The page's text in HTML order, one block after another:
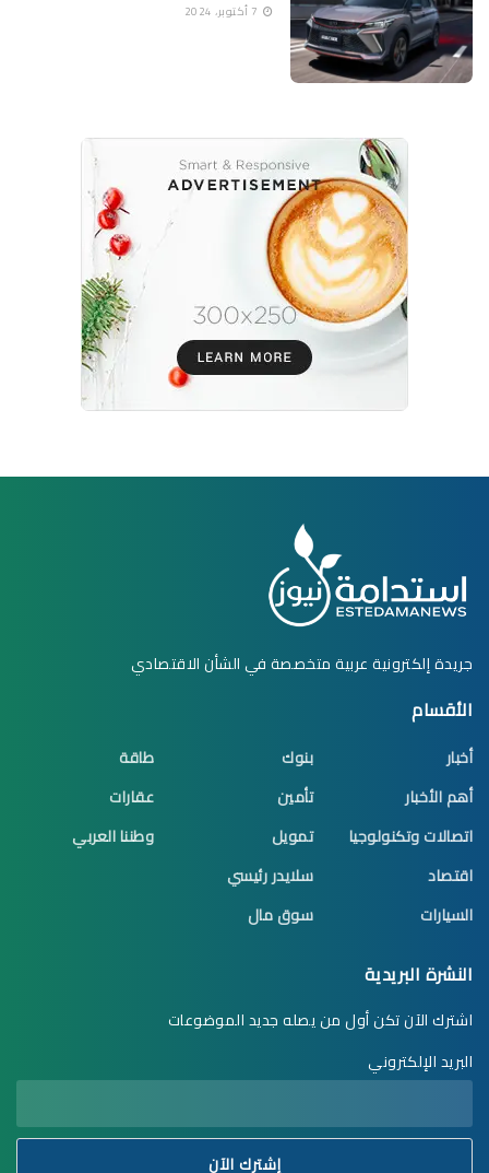
جريدة إلكترونية عربية متخصصة في الشأن الاقتصادي
الأقسام
أخبار
أهم الأخبار
اتصالات وتكنولوجيا
اقتصاد
السيارات
بنوك
تأمين
تمويل
سلايدر رئيسي
سوق مال
طاقة
عقارات
وطننا العربي
النشرة البريدية
اشترك الآن تكن أول من يصله جديد الموضوعات
البريد الإلكتروني